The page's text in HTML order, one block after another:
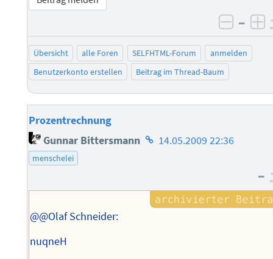
–
Übersicht alle Foren SELFHTML-Forum
anmelden
Benutzerkonto erstellen
Beitrag im Thread-Baum
Prozentrechnung
Gunnar Bittersmann Homepage
14.05.2009 22:36
menschelei
–
@@Olaf Schneider:
nuqneH